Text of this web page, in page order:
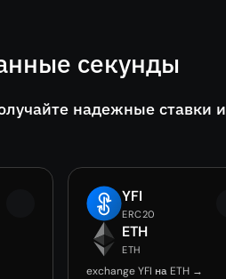
секунды
надежные ставки и
YFI
ERC20
ETH
ETH
exchange YFI на ETH →